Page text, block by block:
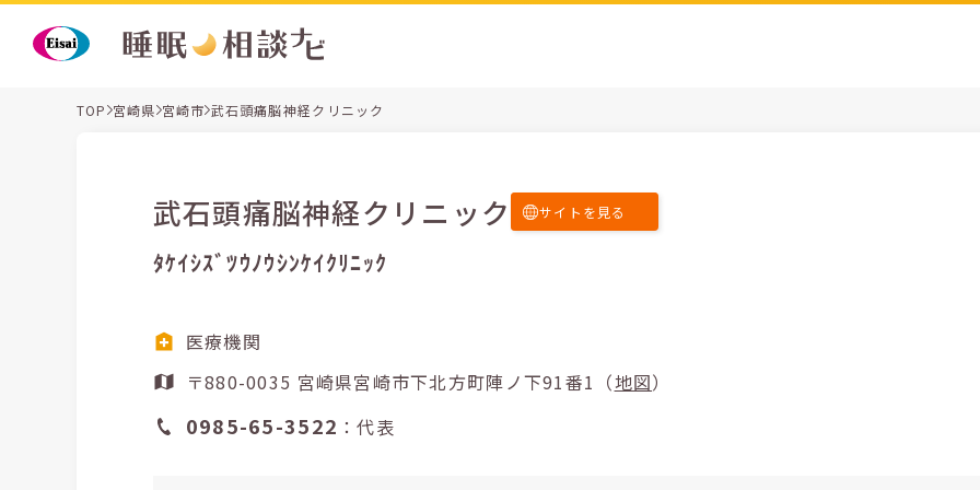
TOP 宮崎県 宮崎市 武石頭痛脳神経クリニック
武石頭痛脳神経クリニック サイトを見る
ﾀｹｲｼｽﾞﾂｳﾉｳｼﾝｹｲｸﾘﾆｯｸ
医療機関
〒880-0035 宮崎県宮崎市下北方町陣ノ下91番1（地図）
0985-65-3522 ：代表